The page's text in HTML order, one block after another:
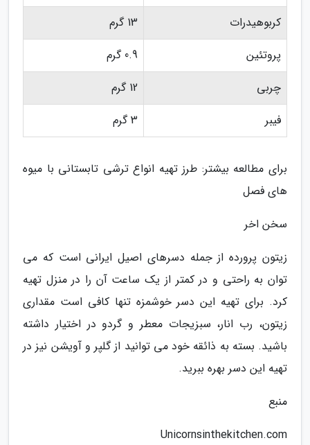
کربوهیدرات
13 گرم
پروتئین
0.9 گرم
چربی
12 گرم
فیبر
3 گرم
برای مطالعه بیشتر: طرز تهیه انواع ترشی تابستانی با میوه
های فصل
سخن اخر
زیتون پرورده از جمله دسرهای اصیل ایرانی است که می
توان به راحتی و در کمتر از یک ساعت آن را در منزل تهیه
کرد. برای تهیه این دسر خوشمزه تنها کافی است مقداری
زیتون، رب انار، سبزیجات معطر و گردو در اختیار داشته
باشید. بسته به ذائقه خود می توانید از گلپر و آویشن نیز در
تهیه این دسر بهره ببرید.
منبع
Unicornsinthekitchen.com